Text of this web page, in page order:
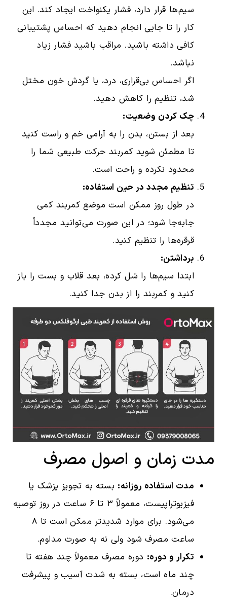
سیم‌ها قرار دارد، فشار یکنواخت ایجاد کند. این
کار را تا جایی انجام دهید که احساس پشتیبانی
کافی داشته باشید. مراقب باشید فشار زیاد
نباشد.
اگر احساس بی‌قراری، درد، یا گردش خون مختل
شد، تنظیم را کاهش دهید.
چک کردن وضعیت:
بعد از بستن، بدن را به آرامی خم و راست کنید
تا مطمئن شوید کمربند حرکت طبیعی شما را
محدود نکرده و راحت است.
تنظیم مجدد در حین استفاده:
در طول روز ممکن است موضع کمربند کمی
جابه‌جا شود؛ در این صورت می‌توانید مجدداً
قرقره‌ها را تنظیم کنید.
برداشتن:
ابتدا سیم‌ها را شل کرده، بعد قلاب و بست را باز
کنید و کمربند را از بدن جدا کنید.
مدت زمان و اصول مصرف
مدت استفاده روزانه: بسته به تجویز پزشک یا
فیزیوتراپیست، معمولاً ۳ تا ۶ ساعت در روز توصیه
می‌شود. برای موارد شدیدتر ممکن است تا ۸
ساعت مصرف شود ولی نه به صورت مداوم.
تکرار و دوره: دوره مصرف معمولاً چند هفته تا
چند ماه است، بسته به شدت آسیب و پیشرفت
درمان.